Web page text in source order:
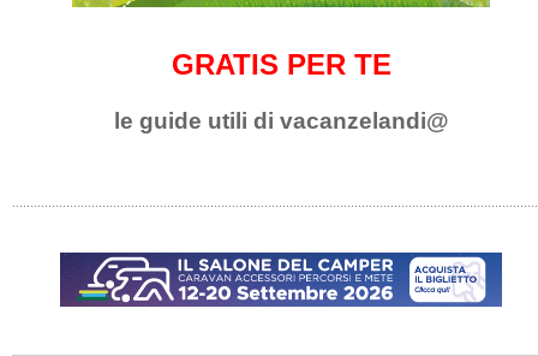
GRATIS PER TE
le guide utili di vacanzelandi@